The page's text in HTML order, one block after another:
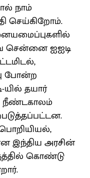
நாம்
செய்கிறோம்.
சென்னை ஐஐடி
போன்ற
தயார்
நீண்டகாலம்
இந்திய அரசின்
கொண்டு